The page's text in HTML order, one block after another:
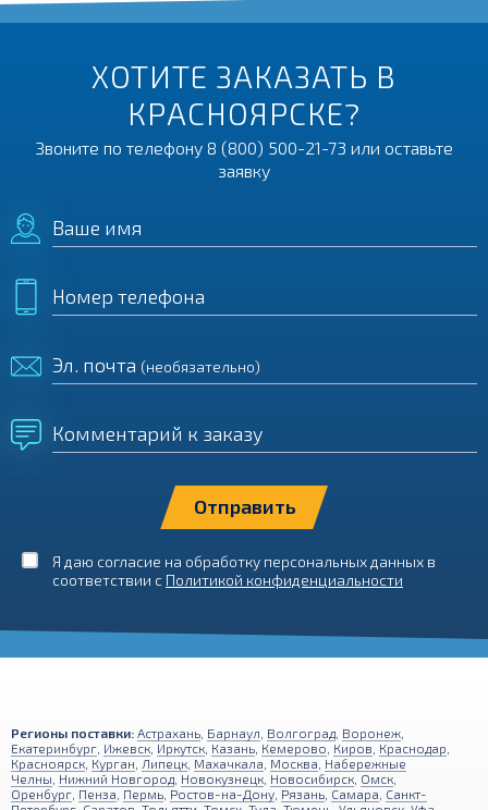
ХОТИТЕ ЗАКАЗАТЬ В
КРАСНОЯРСКЕ?
Звоните по телефону 8 (800) 500-21-73 или оставьте
заявку
Ваше имя
Номер телефона
Эл. почта (необязательно)
Комментарий к заказу
Я даю согласие на обработку персональных данных в
соответствии с Политикой конфиденциальности
Регионы поставки: Астрахань Барнаул Волгоград Воронеж
Екатеринбург Ижевск Иркутск Казань Кемерово Киров Краснодар
Красноярск Курган Липецк Махачкала Москва Набережные
Челны Нижний Новгород Новокузнецк Новосибирск Омск
Оренбург Пенза Пермь Ростов-на-Дону Рязань Самара Санкт-